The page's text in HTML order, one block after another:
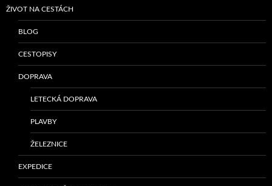
ŽIVOT NA CESTÁCH
BLOG
CESTOPISY
DOPRAVA
LETECKÁ DOPRAVA
PLAVBY
ŽELEZNICE
EXPEDICE